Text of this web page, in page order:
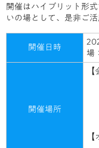
開催はハイブリット形
いの場として、是非ご活
開催日時
場
開催場所